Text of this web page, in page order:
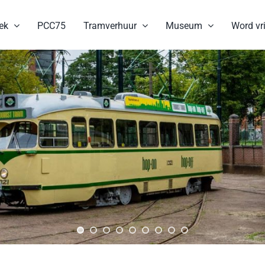
PCC75 Tramverhuur Museum Word